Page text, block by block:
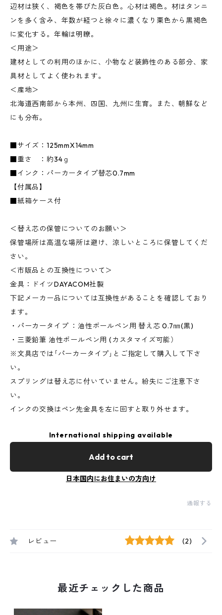
辺材は狭く、褐色を帯びた灰白色。心材は褐色。材はタンニ
ンを多く含み、年数が経つと徐々に濃くなり栗色から黒褐色
に変化する。年輪は明瞭。
＜用途＞
建材としての利用のほかに、小物など装飾性のある部分、家
具材としてよく使われます。
＜産地＞
北海道西南部から本州、四国、九州に生育。また、朝鮮など
にも分布。
■サイズ：125mmX14mm
■重さ ：約34ｇ
■インク：パーカータイプ替芯0.7mm
【付属品】
■紙箱ケース付
＜替え芯の保管についてのお願い＞
保管場所は高温な場所は避け、涼しいところに保管してくだ
さい。
＜市販品との互換性について＞
金具：ドイツDAYACOM社製
下記メーカー品については互換性があることを確認しており
ます。
・パーカータイプ ：油性ボールペン用 替え芯 0.7㎜(黒)
・三菱鉛筆 油性ボールペン用 (カスタマイズ可能）
※文具店では｢パーカータイプ｣とご指定して購入して下さ
い。
スプリングは替え芯に付いていません。紛失にご注意下さ
い。
インクの交換はペン先金具を左に回すと取り外せます。
International shipping available
Add to cart
日本国内にお住まいの方向け
通報する
レビュー (2)
最近チェックした商品